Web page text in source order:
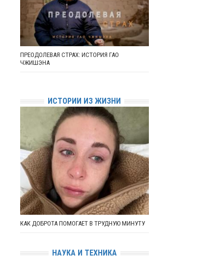
ПРЕОДОЛЕВАЯ СТРАХ: ИСТОРИЯ ГАО
ЧЖИШЭНА
ИСТОРИИ ИЗ ЖИЗНИ
КАК ДОБРОТА ПОМОГАЕТ В ТРУДНУЮ МИНУТУ
НАУКА И ТЕХНИКА